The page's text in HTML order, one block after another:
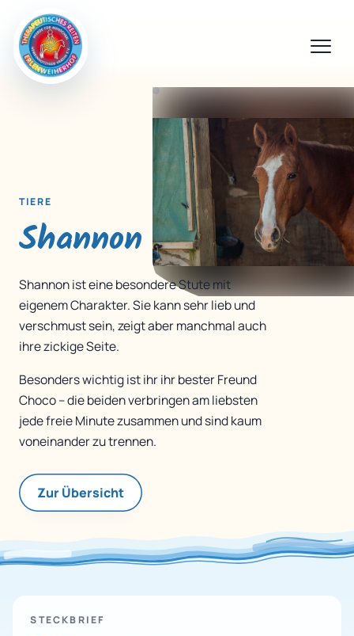
TIERE
Shannon
Shannon ist eine besondere Stute mit
eigenem Charakter. Sie kann sehr lieb und
verschmust sein, zeigt aber manchmal auch
ihre zickige Seite.
Besonders wichtig ist ihr ihr bester Freund
Choco – die beiden verbringen am liebsten
jede freie Minute zusammen und sind kaum
voneinander zu trennen.
Zur Übersicht
STECKBRIEF